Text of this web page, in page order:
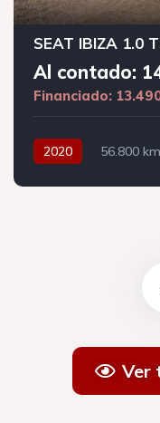
SEAT IBIZA 1.0
Al contado:
Financiado:
2020 56.800
Ver